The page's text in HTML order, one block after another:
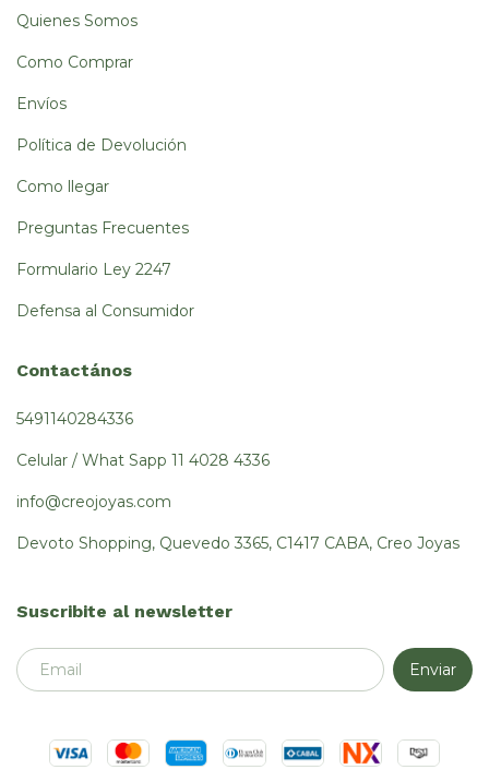
Quienes Somos
Como Comprar
Envíos
Política de Devolución
Como llegar
Preguntas Frecuentes
Formulario Ley 2247
Defensa al Consumidor
Contactános
5491140284336
Celular / What Sapp 11 4028 4336
info@creojoyas.com
Devoto Shopping, Quevedo 3365, C1417 CABA, Creo Joyas
Suscribite al newsletter